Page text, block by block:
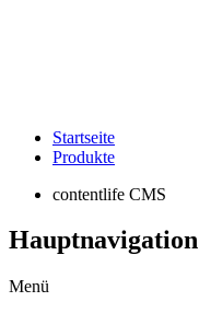
Startseite
Produkte
contentlife CMS
Hauptnavigation
Menü